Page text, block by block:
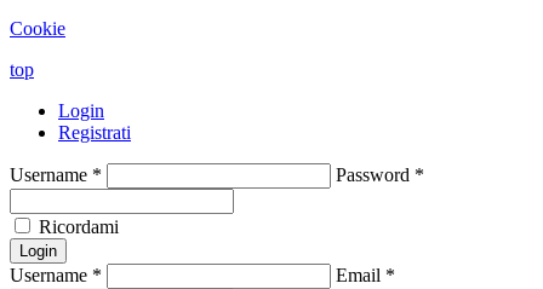
Cookie
top
Login
Registrati
Username * Password *
Ricordami
Login
Username * Email *